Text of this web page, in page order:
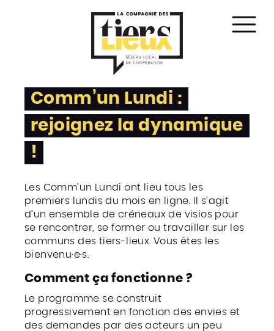
le
Comm’un Lundi :
rejoignez la dynamique
!
Les Comm’un Lundi ont lieu tous les
premiers lundis du mois en ligne. Il s’agit
d’un ensemble de créneaux de visios pour
se rencontrer, se former ou travailler sur les
communs des tiers-lieux. Vous êtes les
bienvenu·e·s.
Comment ça fonctionne ?
Le programme se construit
progressivement en fonction des envies et
des demandes par des acteurs un peu